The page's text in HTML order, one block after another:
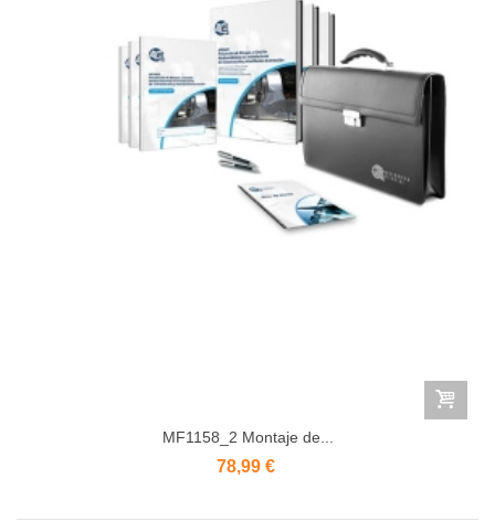
MF1158_2 Montaje de...
78,99 €